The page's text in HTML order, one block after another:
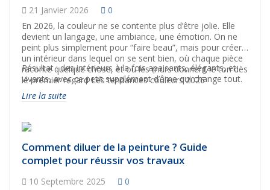
21 Janvier 2026
0
En 2026, la couleur ne se contente plus d’être jolie. Elle
devient un langage, une ambiance, une émotion. On ne
peint plus simplement pour “faire beau”, mais pour créer
un intérieur dans lequel on se sent bien, où chaque pièce
raconte quelque chose, et où les murs donnent le ton dès
le premier regard Les tendances couleurs 2026
s’inscrivent dans une démarche plus douce, plus naturelle,
plus nuancée. On retrouve des palettes lumineuses qui
des couleurs plus profondes utilisées avec subtilité.
Résultat : des intérieurs à la fois apaisants, élégants, et
vivants, avec ce petit supplément d’âme qui change tout.
Lire la suite
Comment diluer de la peinture ? Guide
complet pour réussir vos travaux
10 Septembre 2025
0